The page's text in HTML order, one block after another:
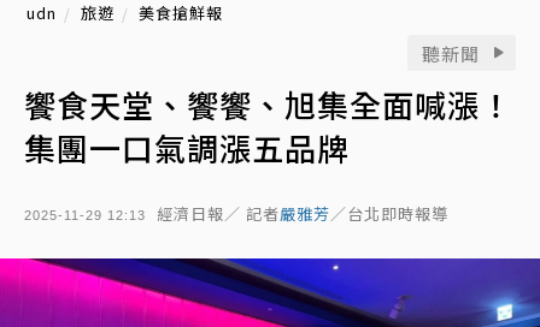
udn 旅遊 美食搶鮮報
聽新聞
饗食天堂、饗饗、旭集全面喊漲！
集團一口氣調漲五品牌
2025-11-29 12:13 經濟日報／ 記者嚴雅芳／台北即時報導